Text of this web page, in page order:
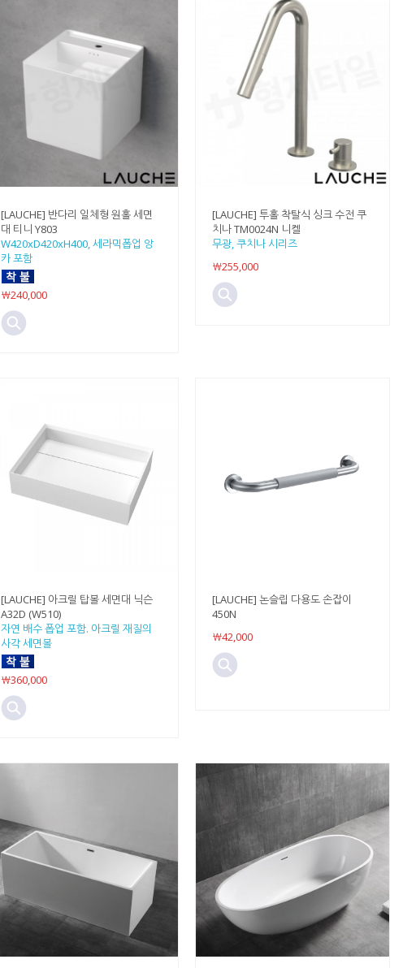
[LAUCHE] 반다리 일체형 원홀 세면
대 티니 Y803
W420xD420xH400, 세라믹폽업 앙
카 포함
￦240,000
[LAUCHE] 투홀 착탈식 싱크 수전 쿠
치나 TM0024N 니켈
무광, 쿠치나 시리즈
￦255,000
[LAUCHE] 아크릴 탑볼 세면대 닉슨
A32D (W510)
자연 배수 폽업 포함. 아크릴 재질의
사각 세면볼
￦360,000
[LAUCHE] 논슬립 다용도 손잡이
450N
￦42,000